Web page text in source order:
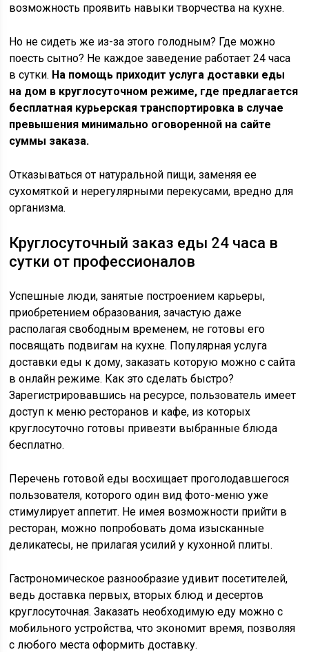
возможность проявить навыки творчества на кухне.
Но не сидеть же из-за этого голодным? Где можно
поесть сытно? Не каждое заведение работает 24 часа
в сутки. На помощь приходит услуга доставки еды
на дом в круглосуточном режиме, где предлагается
бесплатная курьерская транспортировка в случае
превышения минимально оговоренной на сайте
суммы заказа.
Отказываться от натуральной пищи, заменяя ее
сухомяткой и нерегулярными перекусами, вредно для
организма.
Круглосуточный заказ еды 24 часа в
сутки от профессионалов
Успешные люди, занятые построением карьеры,
приобретением образования, зачастую даже
располагая свободным временем, не готовы его
посвящать подвигам на кухне. Популярная услуга
доставки еды к дому, заказать которую можно с сайта
в онлайн режиме. Как это сделать быстро?
Зарегистрировавшись на ресурсе, пользователь имеет
доступ к меню ресторанов и кафе, из которых
круглосуточно готовы привезти выбранные блюда
бесплатно.
Перечень готовой еды восхищает проголодавшегося
пользователя, которого один вид фото-меню уже
стимулирует аппетит. Не имея возможности прийти в
ресторан, можно попробовать дома изысканные
деликатесы, не прилагая усилий у кухонной плиты.
Гастрономическое разнообразие удивит посетителей,
ведь доставка первых, вторых блюд и десертов
круглосуточная. Заказать необходимую еду можно с
мобильного устройства, что экономит время, позволяя
с любого места оформить доставку.